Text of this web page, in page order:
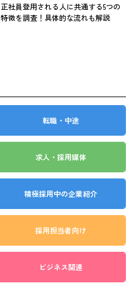
正社員登用される人に共通する5つの
特徴を調査！具体的な流れも解説
転職・中途
求人・採用媒体
積極採用中の企業紹介
採用担当者向け
ビジネス関連